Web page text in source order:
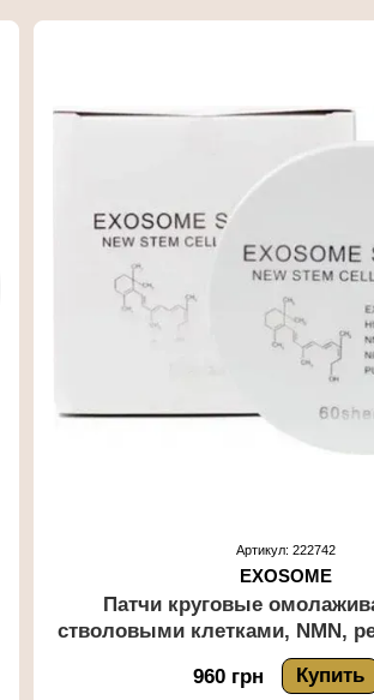
Артикул: 222742
EXOSOME
Патчи круговые
стволовыми клетками, NMN,
JAPAN SCIENCE
960 грн
Купить